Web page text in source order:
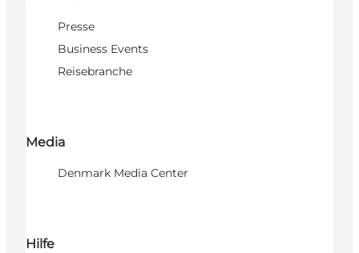
Presse
Business Events
Reisebranche
Media
Denmark Media Center
Hilfe